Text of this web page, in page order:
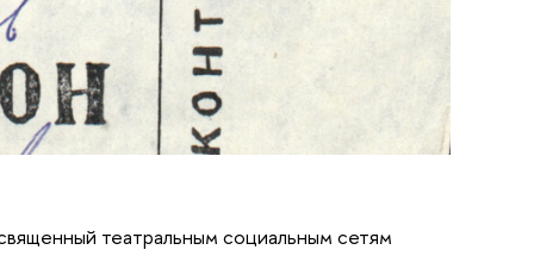
театральным социальным сетям